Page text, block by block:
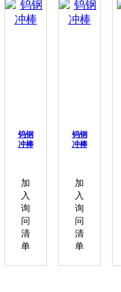
钨钢
冲棒
加
入
询
问
清
单
钨钢
冲棒
加
入
询
问
清
单